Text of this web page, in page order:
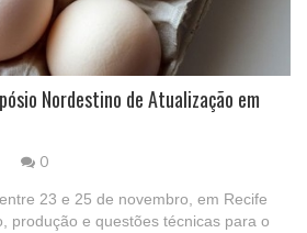
Nordestino de Atualização em
0
23 e 25 de novembro, em Recife
produção e questões técnicas para o